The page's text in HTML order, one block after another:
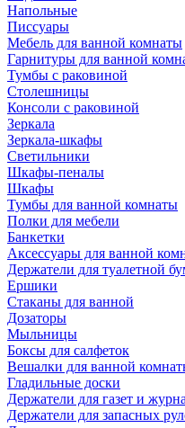
Напольные
Писсуары
Мебель для ванной комнаты
Гарнитуры для ванной
Тумбы с раковиной
Столешницы
Консоли с раковиной
Зеркала
Зеркала-шкафы
Светильники
Шкафы-пеналы
Шкафы
Тумбы для ванной комнаты
Полки для мебели
Банкетки
Аксессуары для ванной
Держатели для туалетной
Ершики
Стаканы для ванной
Дозаторы
Мыльницы
Боксы для салфеток
Вешалки для ванной
Гладильные доски
Держатели для газет и
Держатели для запасных